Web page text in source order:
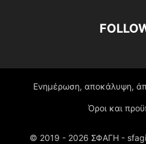
Ενημέρωση, αποκάλυψη,
Όροι και
© 2019 - 2026 ΣΦΑΓΗ -